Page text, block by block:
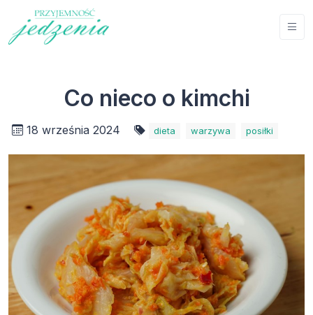
Co nieco o kimchi
18 września 2024 dieta warzywa posiłki